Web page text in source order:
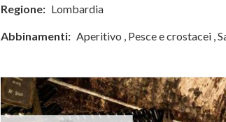
Regione: Lombardia
Abbinamenti: Aperitivo , Pesce e crostacei ,